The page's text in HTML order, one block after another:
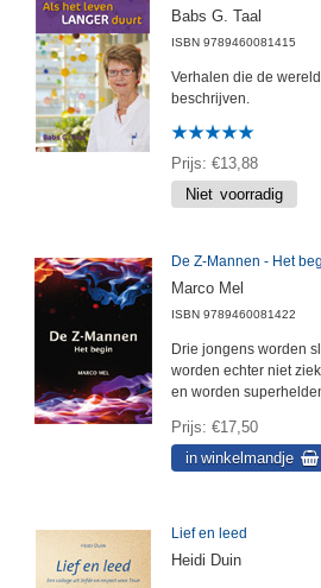
Babs G. Taal
ISBN 9789460081415
Verhalen die de
beschrijven.
Prijs €13,88
De Z-Mannen - Het
Marco Mel
ISBN 9789460081422
Drie jongens worden
worden echter niet
en worden
Prijs €17,50
Lief en leed
Heidi Duin